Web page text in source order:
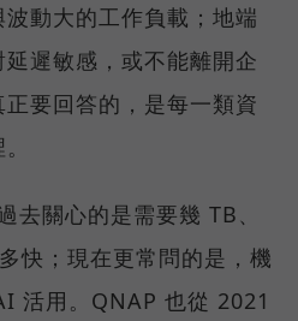
動大的工作負載；地端
遲敏感，或不能離開企
要回答的，是每一類資
去關心的是需要幾 TB、
快；現在更常問的是，機
活用。QNAP 也從 2021